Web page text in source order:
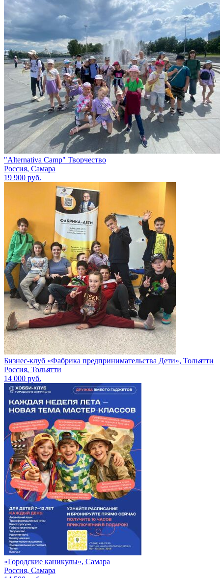
"Alternativa Camp" Творчество
Россия, Самара
19 900 руб.
Бизнес-клуб «Фабрика предпринимательства Дети», Тольятти
Россия, Тольятти
14 000 руб.
«Городские каникулы», Самара
Россия, Самара